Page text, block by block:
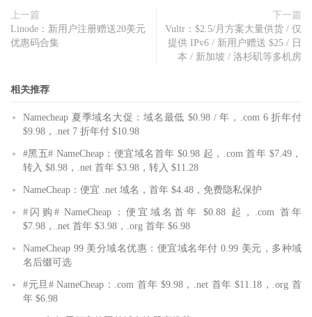
上一篇
Linode：新用户注册赠送20美元
优惠码合集
下一篇
Vultr：$2.5/月方案大量供货 / 仅
提供 IPv6 / 新用户赠送 $25 / 日
本 / 新加坡 / 洛杉矶等多机房
相关推荐
Namecheap 夏季域名大促：域名最低 $0.98 / 年，.com 6 折年付
$9.98，.net 7 折年付 $10.98
#黑五# NameCheap：便宜域名首年 $0.98 起，.com 首年 $7.49，
转入 $8.98，.net 首年 $3.98，转入 $11.28
NameCheap：便宜 .net 域名，首年 $4.48，免费隐私保护
#闪购# NameCheap：便宜域名首年 $0.88 起，.com 首年
$7.98，.net 首年 $3.98，.org 首年 $6.98
NameCheap 99 美分域名优惠：便宜域名年付 0.99 美元，多种域
名后缀可选
#元旦# NameCheap：.com 首年 $9.98，.net 首年 $11.18，.org 首
年 $6.98